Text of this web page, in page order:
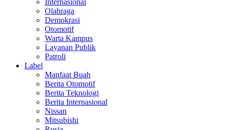
Olahraga
Demokrasi
Otomotif
Warta Kampus
Layanan Publik
Patroli
Label
Manfaat Buah
Berita Otomotif
Berita Teknologi
Berita Internasional
Nissan
Mitsubishi